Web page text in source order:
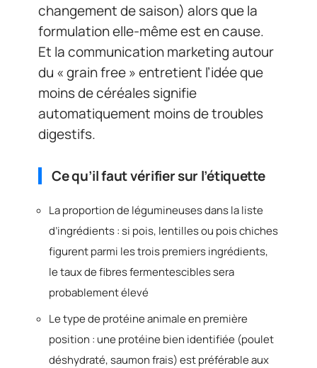
changement de saison) alors que la
formulation elle-même est en cause.
Et la communication marketing autour
du « grain free » entretient l’idée que
moins de céréales signifie
automatiquement moins de troubles
digestifs.
Ce qu’il faut vérifier sur l’étiquette
La proportion de légumineuses dans la liste
d’ingrédients : si pois, lentilles ou pois chiches
figurent parmi les trois premiers ingrédients,
le taux de fibres fermentescibles sera
probablement élevé
Le type de protéine animale en première
position : une protéine bien identifiée (poulet
déshydraté, saumon frais) est préférable aux